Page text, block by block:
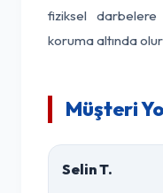
fiziksel
koruma altında
Müşteri
Selin T.